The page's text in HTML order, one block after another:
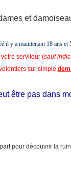
et
il y a maintenant 18 ans et
serviteur (sauf
sur simple
être pas dans